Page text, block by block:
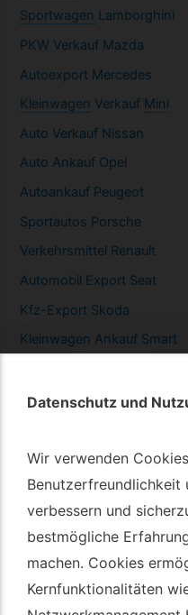
Datenschutz und
Wir verwenden
Benutzerfreundlichkeit
verbessern und
bestmögliche
machen. Cookies
Kernfunktionalitäten
Datenschutz und
Wir verwenden
Benutzerfreundlichkeit
verbessern und
bestmögliche
machen. Cookies
Kernfunktionalitäten
Sportwagen Lamborghini
PKW Verkauf Mazda
Autoexport Mercedes
Kleinwagen Verkauf Mini
Auto Verkauf Nissan
Auto Ankauf Opel
Autoankauf Peugeot
Sportautos Porsche
Verkehrsmittel Renault
Automobil Export Seat
Kfz-Export Skoda
Kleinwagen Ankauf Smart
Autotransport Bochum
Autotransport Düsseldorf
Autotransport Essen
Autoexport Gelsenkirchen
Autoexport Herne